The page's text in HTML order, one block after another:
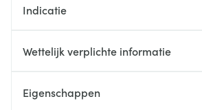
Indicatie
Wettelijk verplichte informatie
Eigenschappen